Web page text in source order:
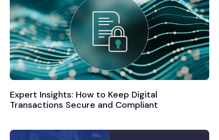
Expert Insights: How to Keep Digital
Transactions Secure and Compliant